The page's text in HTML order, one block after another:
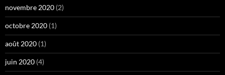
novembre 2020 (2)
octobre 2020 (1)
août 2020 (1)
juin 2020 (4)